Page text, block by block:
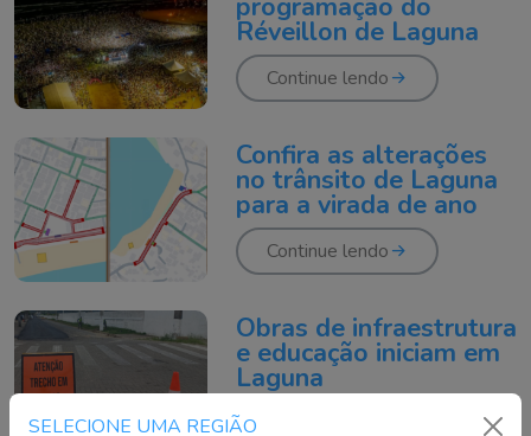
SELECIONE UMA REGIÃO
programação do
Réveillon de Laguna
Continue lendo
Confira as alterações
no trânsito de Laguna
para a virada de ano
Continue lendo
Obras de infraestrutura
e educação iniciam em
Laguna